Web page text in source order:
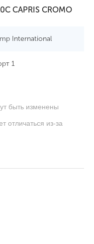
CAPRIS CROMO
International
1
быть изменены
отличаться из-за